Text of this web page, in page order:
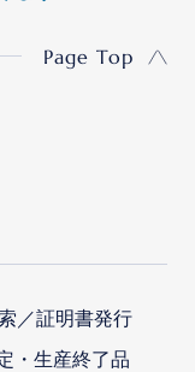
Page Top
／証明書発行
・生産終了品